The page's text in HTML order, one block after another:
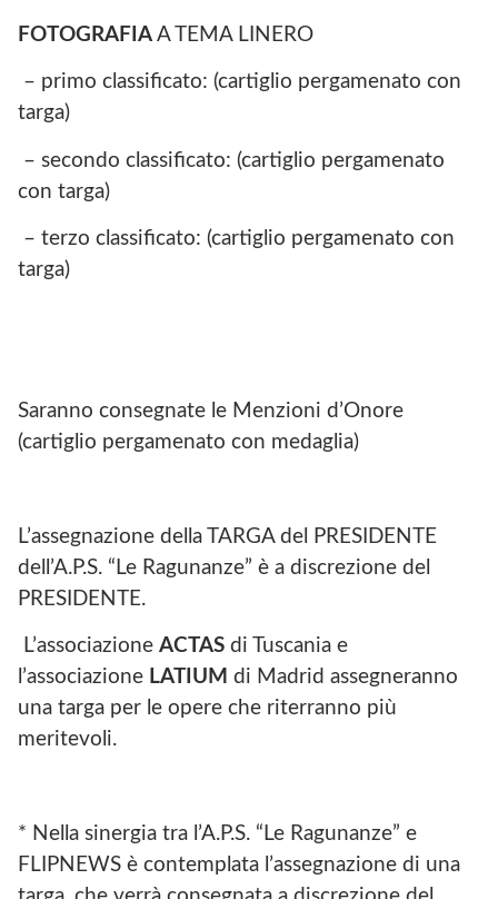
FOTOGRAFIA A TEMA LINERO
– primo classificato: (cartiglio pergamenato con
targa)
– secondo classificato: (cartiglio pergamenato
con targa)
– terzo classificato: (cartiglio pergamenato con
targa)
Saranno consegnate le Menzioni d’Onore
(cartiglio pergamenato con medaglia)
L’assegnazione della TARGA del PRESIDENTE
dell’A.P.S. “Le Ragunanze” è a discrezione del
PRESIDENTE.
L’associazione ACTAS di Tuscania e
l’associazione LATIUM di Madrid assegneranno
una targa per le opere che riterranno più
meritevoli.
* Nella sinergia tra l’A.P.S. “Le Ragunanze” e
FLIPNEWS è contemplata l’assegnazione di una